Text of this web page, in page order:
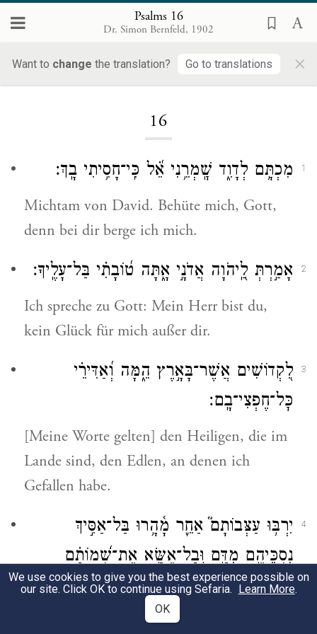
Psalms 16
Dr. Simon Bernfeld, 1902
Want to change the translation? Go to translations ×
16
1 מִכְתָּ֥ם לְדָוִ֑ד שׇֽׁמְרֵ֥נִי אֵ֝֗ל כִּֽי־חָסִ֥יתִי בָֽךְ׃
Michtam von David. Behüte mich, Gott,
denn bei dir berge ich mich.
2 אָמַ֣רְתְּ לַֽ֭יהֹוָה אֲדֹנָ֣י אָ֑תָּה ט֝וֹבָתִ֗י בַּל־עָלֶֽיךָ׃
Ich spreche zu Gott: Mein Herr bist du,
kein Glück für mich außer dir.
3
לִ֭קְדוֹשִׁים אֲשֶׁר־בָּאָ֣רֶץ הֵ֑מָּה וְ֝אַדִּירֵ֗י
כׇּל־חֶפְצִי־בָֽם׃
[Meine Worte gelten] den Heiligen, die im
Lande sind, den Edlen, an denen ich
Gefallen habe.
4
יִרְבּ֥וּ עַצְּבוֹתָם֮ אַחֵ֢ר מָ֫הָ֥רוּ בַּל־אַסִּ֣יךְ
נִסְכֵּיהֶ֣ם מִדָּ֑ם וּֽבַל־אֶשָּׂ֥א אֶת־שְׁ֝מוֹתָ֗ם
עַל־שְׂפָתָֽי׃
Aber jene, die dem Fremden nacheilen,
We use cookies to give you the best experience possible on
our site. Click OK to continue using Sefaria. Learn More.
OK